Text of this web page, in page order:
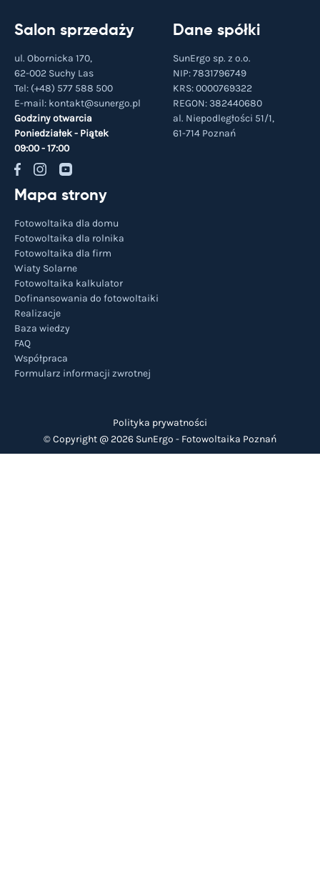
Salon sprzedaży
ul. Obornicka 170,
62-002 Suchy Las
Tel: (+48) 577 588 500
E-mail: kontakt@sunergo.pl
Godziny otwarcia
Poniedziałek - Piątek
09:00 - 17:00
Dane spółki
SunErgo sp. z o.o.
NIP: 7831796749
KRS: 0000769322
REGON: 382440680
al. Niepodległości 51/1,
61-714 Poznań
Mapa strony
Fotowoltaika dla domu
Fotowoltaika dla rolnika
Fotowoltaika dla firm
Wiaty Solarne
Fotowoltaika kalkulator
Dofinansowania do fotowoltaiki
Realizacje
Baza wiedzy
FAQ
Współpraca
Formularz informacji zwrotnej
Polityka prywatności
© Copyright @ 2026 SunErgo - Fotowoltaika Poznań